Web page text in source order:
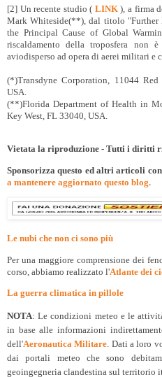
[2] Un recente studio ( LINK), a firma
Mark Whiteside(**), dal titolo "Further
the Principal Cause of Global
riscaldamento della troposfera non
aviodisperso ad opera di aerei militari e
(*)Transdyne Corporation, 11044
USA.
(**)Florida Department of Health in
Key West, FL 33040, USA.
Vietata la riproduzione - Tutti i diritti
Sponsorizza questo ed altri articoli
a mantenere aggiornato questo blog.
Le nubi che non ci sono più
Per una maggiore comprensione dei
corso, abbiamo realizzato l'Atlante dei
La guerra climatica in pillole
NOTA: Le condizioni meteo e le
in base alle informazioni
dell'Aeronautica Militare . Dati a loro
dai portali meteo che sono
geoingegneria clandestina sul territorio